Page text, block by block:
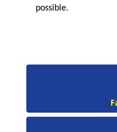
possible.